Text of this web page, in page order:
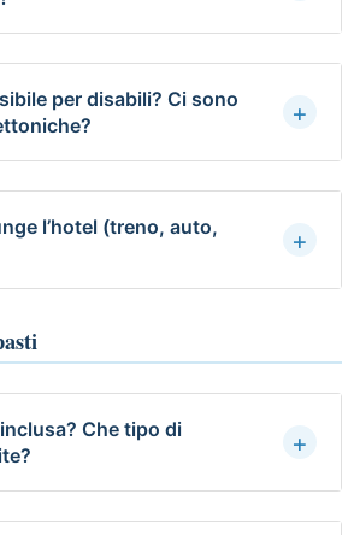
per disabili? Ci sono
+
l’hotel (treno, auto,
+
Che tipo di
+